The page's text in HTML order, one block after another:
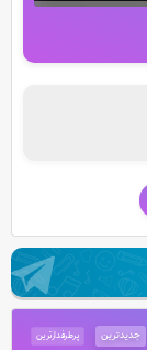
پرطرفدارترین جدیدترین